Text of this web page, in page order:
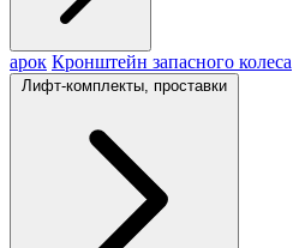
арок Кронштейн запасного колеса
Лифт-комплекты, проставки